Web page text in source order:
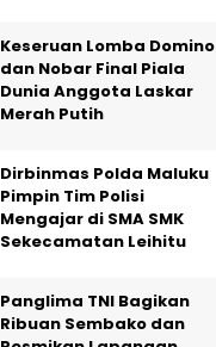
Keseruan Lomba Domino
dan Nobar Final Piala
Dunia Anggota Laskar
Merah Putih
Dirbinmas Polda Maluku
Pimpin Tim Polisi
Mengajar di SMA SMK
Sekecamatan Leihitu
Panglima TNI Bagikan
Ribuan Sembako dan